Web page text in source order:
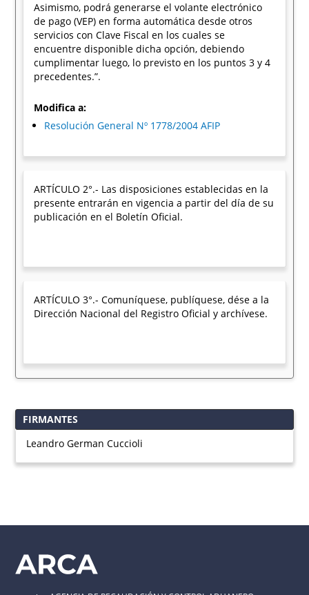
Asimismo, podrá generarse el volante electrónico
de pago (VEP) en forma automática desde otros
servicios con Clave Fiscal en los cuales se
encuentre disponible dicha opción, debiendo
cumplimentar luego, lo previsto en los puntos 3 y 4
precedentes.”.
Modifica a:
Resolución General Nº 1778/2004 AFIP
ARTÍCULO 2°.- Las disposiciones establecidas en la
presente entrarán en vigencia a partir del día de su
publicación en el Boletín Oficial.
ARTÍCULO 3°.- Comuníquese, publíquese, dése a la
Dirección Nacional del Registro Oficial y archívese.
FIRMANTES
Leandro German Cuccioli